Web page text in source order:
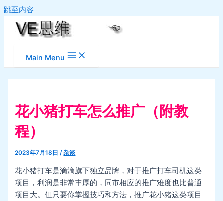
跳至内容
Main Menu
花小猪打车怎么推广（附教
程）
2023年7月18日/杂谈
花小猪打车是滴滴旗下独立品牌，对于推广打车司机这类
项目，利润是非常丰厚的，同市相应的推广难度也比普通
项目大。但只要你掌握技巧和方法，推广花小猪这类项目